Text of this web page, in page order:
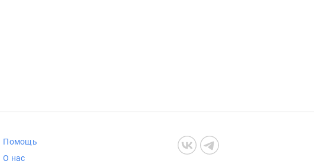
Помощь
О нас